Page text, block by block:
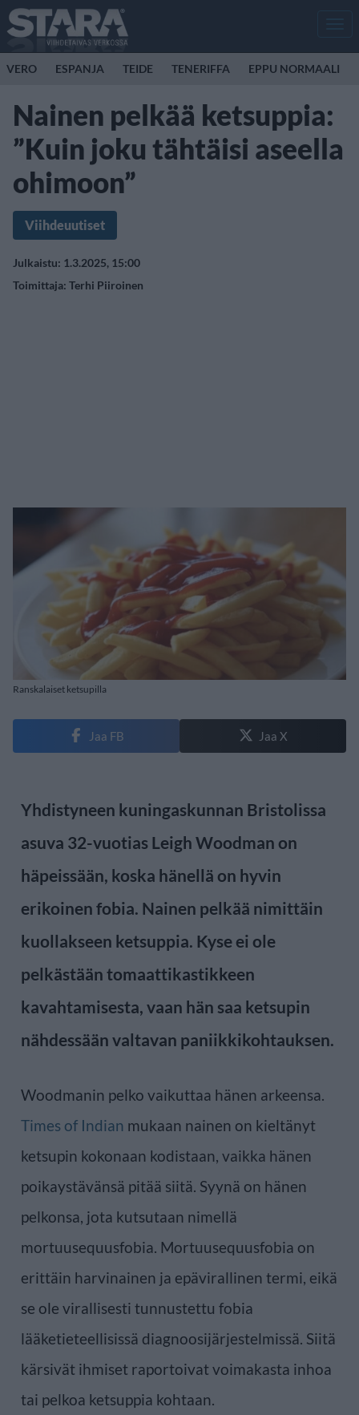
VERO ESPANJA TEIDE TENERIFFA EPPU NORMAALI
Nainen pelkää ketsuppia:
”Kuin joku tähtäisi aseella
ohimoon”
Viihdeuutiset
Julkaistu: 1.3.2025, 15:00
Toimittaja: Terhi Piiroinen
Ranskalaiset ketsupilla
Jaa FB Jaa X
Yhdistyneen kuningaskunnan Bristolissa
asuva 32-vuotias Leigh Woodman on
häpeissään, koska hänellä on hyvin
erikoinen fobia. Nainen pelkää nimittäin
kuollakseen ketsuppia. Kyse ei ole
pelkästään tomaattikastikkeen
kavahtamisesta, vaan hän saa ketsupin
nähdessään valtavan paniikkikohtauksen.
Woodmanin pelko vaikuttaa hänen arkeensa.
Times of Indian mukaan nainen on kieltänyt
ketsupin kokonaan kodistaan, vaikka hänen
poikaystävänsä pitää siitä. Syynä on hänen
pelkonsa, jota kutsutaan nimellä
mortuusequusfobia. Mortuusequusfobia on
erittäin harvinainen ja epävirallinen termi, eikä
se ole virallisesti tunnustettu fobia
lääketieteellisissä diagnoosijärjestelmissä. Siitä
kärsivät ihmiset raportoivat voimakasta inhoa
tai pelkoa ketsuppia kohtaan.